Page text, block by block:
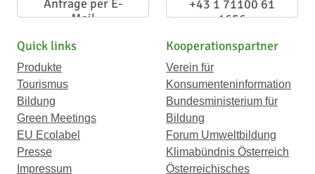
Anfrage per E-
Mail
+43 1 71100 61
1656
Quick links
Produkte
Tourismus
Bildung
Green Meetings
EU Ecolabel
Presse
Impressum
Kooperationspartner
Verein für
Konsumenteninformation
Bundesministerium für
Bildung
Forum Umweltbildung
Klimabündnis Österreich
Österreichisches